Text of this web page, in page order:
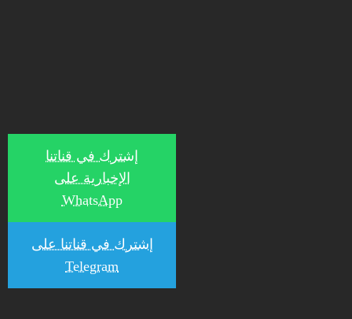
إشترك في قناتنا
الإخبارية على
WhatsApp
إشترك في قناتنا على
Telegram